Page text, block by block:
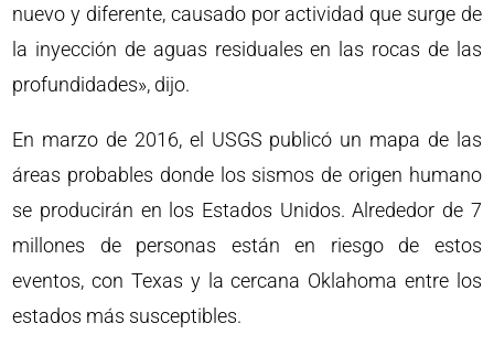
nuevo y diferente, causado por actividad que surge de
la inyección de aguas residuales en las rocas de las
profundidades», dijo.
En marzo de 2016, el USGS publicó un mapa de las
áreas probables donde los sismos de origen humano
se producirán en los Estados Unidos. Alrededor de 7
millones de personas están en riesgo de estos
eventos, con Texas y la cercana Oklahoma entre los
estados más susceptibles.